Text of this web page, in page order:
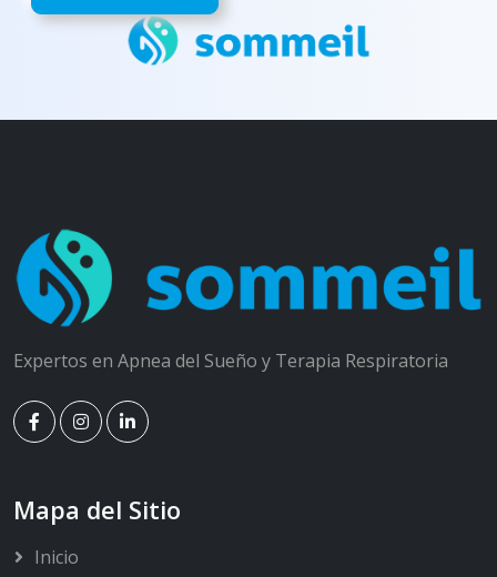
Expertos en Apnea del Sueño y Terapia Respiratoria
Mapa del Sitio
Inicio